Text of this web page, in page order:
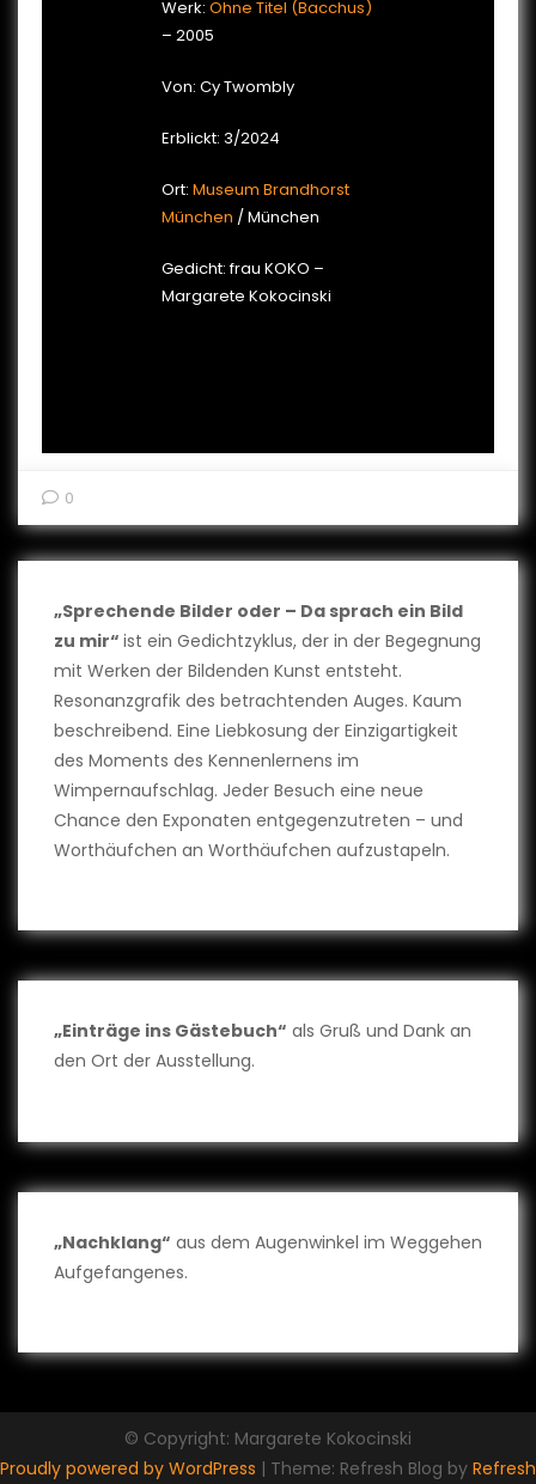
Werk: Ohne Titel (Bacchus)
– 2005
Von: Cy Twombly
Erblickt: 3/2024
Ort: Museum Brandhorst
München / München
Gedicht: frau KOKO –
Margarete Kokocinski
0
„Sprechende Bilder oder – Da sprach ein Bild
zu mir“ ist ein Gedichtzyklus, der in der Begegnung
mit Werken der Bildenden Kunst entsteht.
Resonanzgrafik des betrachtenden Auges. Kaum
beschreibend. Eine Liebkosung der Einzigartigkeit
des Moments des Kennenlernens im
Wimpernaufschlag. Jeder Besuch eine neue
Chance den Exponaten entgegenzutreten – und
Worthäufchen an Worthäufchen aufzustapeln.
„Einträge ins Gästebuch“ als Gruß und Dank an
den Ort der Ausstellung.
„Nachklang“ aus dem Augenwinkel im Weggehen
Aufgefangenes.
© Copyright: Margarete Kokocinski
Proudly powered by WordPress | Theme: Refresh Blog by Refresh